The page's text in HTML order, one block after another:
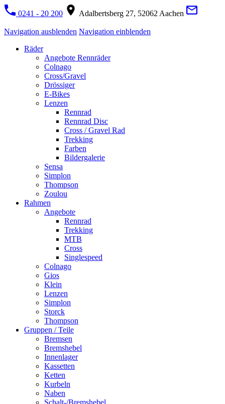
0241 - 20 200 Adalbertsberg 27, 52062 Aachen
Navigation ausblenden Navigation einblenden
Räder
Angebote Rennräder
Colnago
Cross/Gravel
Drössiger
E-Bikes
Lenzen
Rennrad
Rennrad Disc
Cross / Gravel Rad
Trekking
Farben
Bildergalerie
Sensa
Simplon
Thompson
Zoulou
Rahmen
Angebote
Rennrad
Trekking
MTB
Cross
Singlespeed
Colnago
Gios
Klein
Lenzen
Simplon
Storck
Thompson
Gruppen / Teile
Bremsen
Bremshebel
Innenlager
Kassetten
Ketten
Kurbeln
Naben
Schalt-/Bremshebel